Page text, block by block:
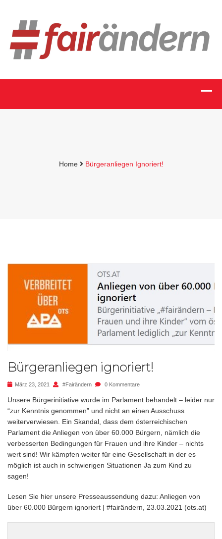
Home Bürgeranliegen Ignoriert!
Bürgeranliegen ignoriert!
März 23, 2021 #fairändern 0 Kommentare
Unsere Bürgerinitiative wurde im Parlament behandelt – leider nur
“zur Kenntnis genommen” und nicht an einen Ausschuss
weiterverwiesen. Ein Skandal, dass dem österreichischen
Parlament die Anliegen von über 60.000 Bürgern, nämlich die
verbesserten Bedingungen für Frauen und ihre Kinder – nichts
wert sind! Wir kämpfen weiter für eine Gesellschaft in der es
möglich ist auch in schwierigen Situationen Ja zum Kind zu
sagen!
Lesen Sie hier unsere Presseaussendung dazu: Anliegen von
über 60.000 Bürgern ignoriert | #fairändern, 23.03.2021 (ots.at)